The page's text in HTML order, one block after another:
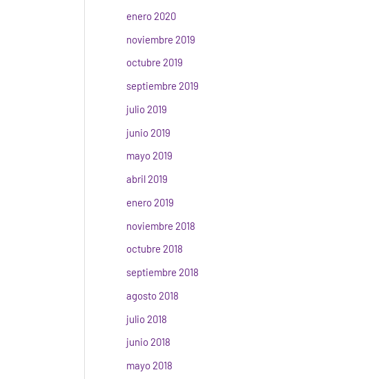
enero 2020
noviembre 2019
octubre 2019
septiembre 2019
julio 2019
junio 2019
mayo 2019
abril 2019
enero 2019
noviembre 2018
octubre 2018
septiembre 2018
agosto 2018
julio 2018
junio 2018
mayo 2018